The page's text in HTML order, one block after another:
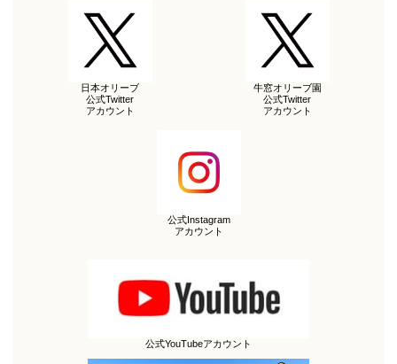
日本オリーブ
公式Twitter
アカウント
牛窓オリーブ園
公式Twitter
アカウント
公式Instagram
アカウント
公式YouTubeアカウント